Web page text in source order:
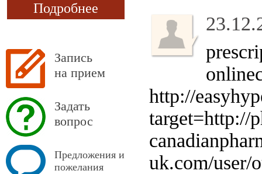
Подробнее
Запись
на прием
Задать
вопрос
Предложения и
пожелания
http://
target=http://
uk.com/user/